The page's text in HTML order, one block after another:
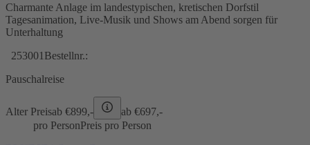
Charmante Anlage im landestypischen, kretischen Dorfstil
Tagesanimation, Live-Musik und Shows am Abend sorgen für
Unterhaltung
253001 Bestellnr.:
Pauschalreise
Alter Preisab €899,- ab €697,-
pro PersonPreis pro Person